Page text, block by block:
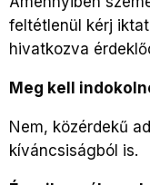
feltétlenül kérj
hivatkozva
Meg kell
Nem, közérdekű
kíváncsiságból is.